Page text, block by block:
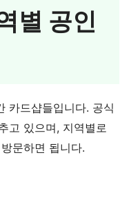
별 공인
카드샵들입니다. 공식
고 있으며, 지역별로
문하면 됩니다.